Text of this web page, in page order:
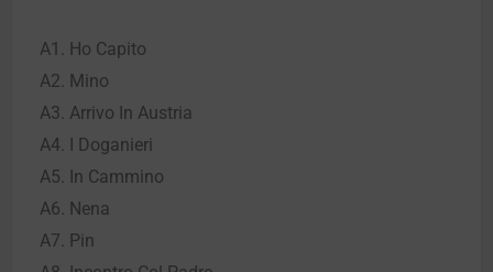
A1. Ho Capito
A2. Mino
A3. Arrivo In Austria
A4. I Doganieri
A5. In Cammino
A6. Nena
A7. Pin